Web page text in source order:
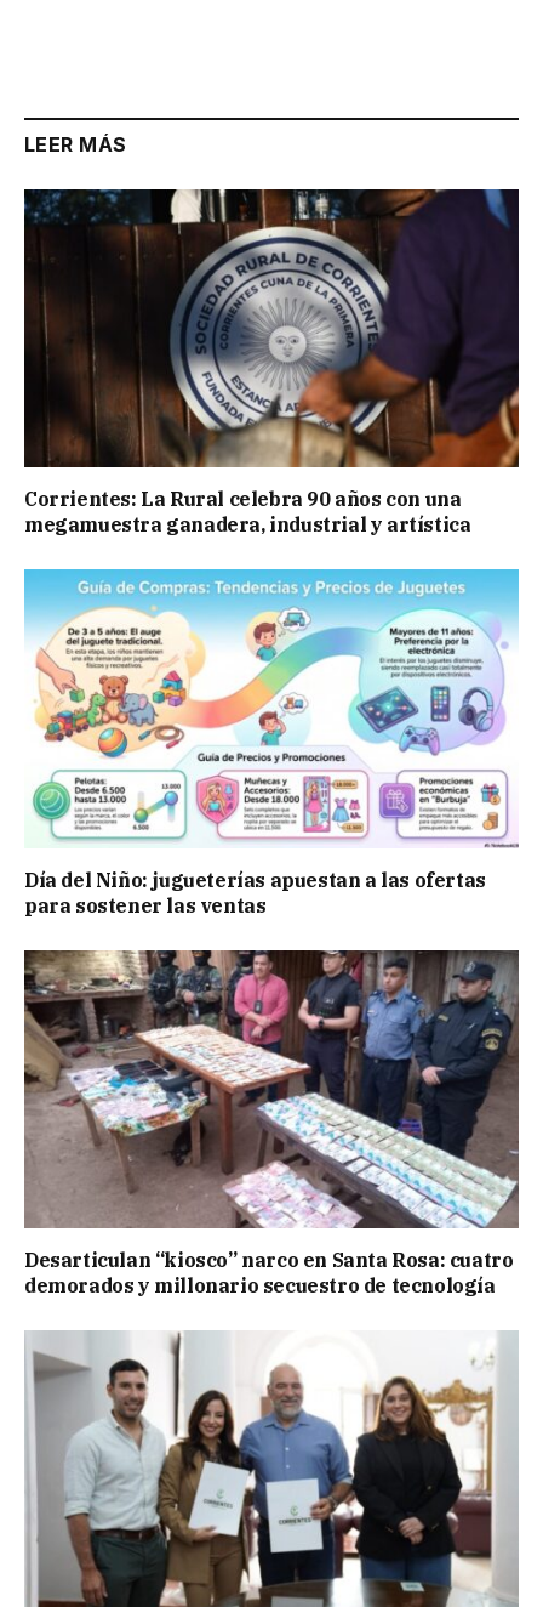
LEER MÁS
Corrientes: La Rural celebra 90 años con una
megamuestra ganadera, industrial y artística
Día del Niño: jugueterías apuestan a las ofertas
para sostener las ventas
Desarticulan “kiosco” narco en Santa Rosa: cuatro
demorados y millonario secuestro de tecnología